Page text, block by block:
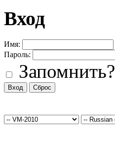
Вход
Имя:
Пароль:
Запомнить?